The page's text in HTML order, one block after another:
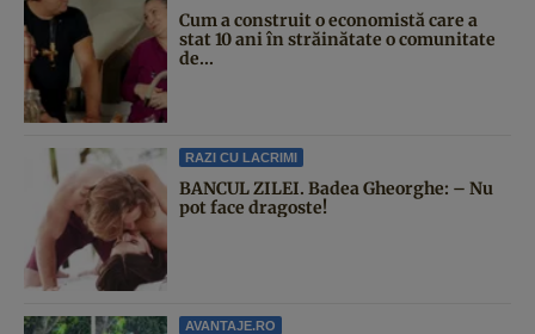
Cum a construit o economistă care a
stat 10 ani în străinătate o comunitate
de...
RAZI CU LACRIMI
BANCUL ZILEI. Badea Gheorghe: – Nu
pot face dragoste!
AVANTAJE.RO